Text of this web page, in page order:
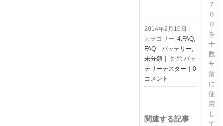
2014年2月10日
カテゴリー: 4.FAQ,
FAQ バッテリー,
未分類
タグ: バッ
テリーテスター
0
コメント
関連する記事
７
０
０
を
十
数
年
前
に
使
用
し
て